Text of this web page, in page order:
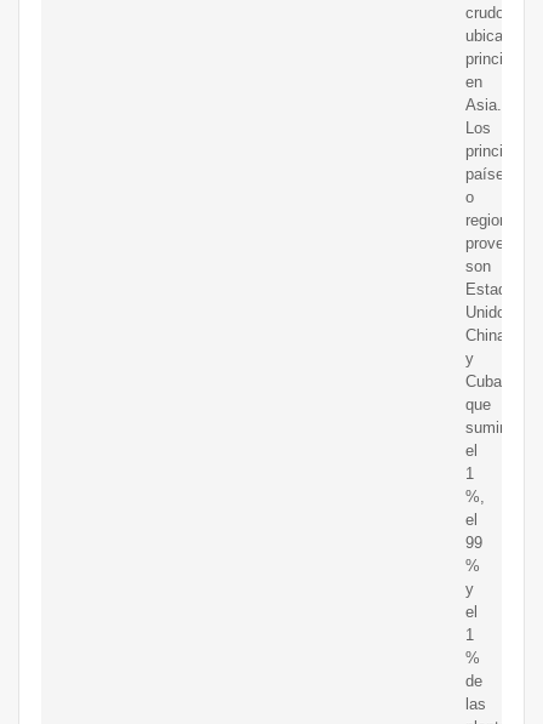
crudo,
ubicados
en
Asia.
Los
principales
países
o
regiones
son
Estados
Unidos,
China
y
Cuba,
que
el
1
%,
el
99
%
y
el
1
%
de
las